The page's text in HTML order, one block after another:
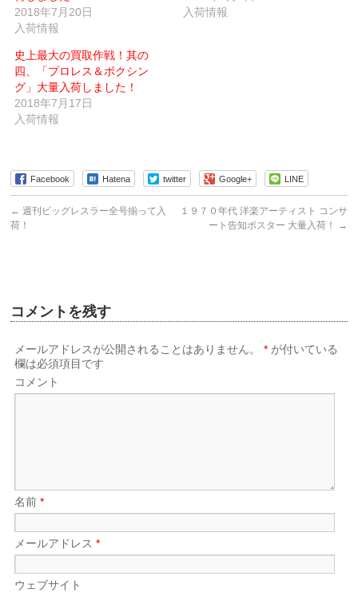
信
(新
し
い
ウ
ィ
ウ
で
開
き
ま
ド
ウ
ま
す)
2018年7月20日
入荷情報
入荷情報
史上最大の買取作戦！其の
四、「プロレス＆ボクシン
グ」大量入荷しました！
2018年7月17日
入荷情報
Facebook Hatena twitter Google+ LINE
← 週刊ビッグレスラー全号揃って入
荷！
１９７０年代 洋楽アーティスト コンサ
ート告知ポスター 大量入荷！
→
コメントを残す
メールアドレスが公開されることはありません。 * が付いている
欄は必須項目です
コメント
名前*
メールアドレス*
ウェブサイト